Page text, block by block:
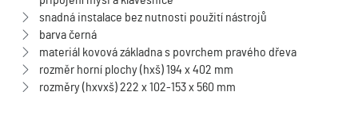
snadná instalace bez nutnosti použití nástrojů
barva černá
materiál kovová základna s povrchem pravého dřeva
rozměr horní plochy (hxš) 194 x 402 mm
rozměry (hxvxš) 222 x 102-153 x 560 mm